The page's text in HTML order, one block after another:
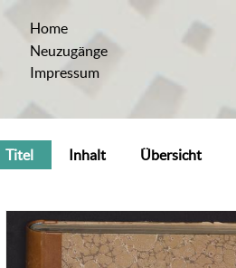
Home
Neuzugänge
Impressum
Titel Inhalt Übersicht